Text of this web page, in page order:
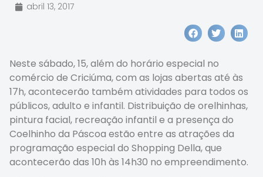
abril 13, 2017
Neste sábado, 15, além do horário especial no
comércio de Criciúma, com as lojas abertas até às
17h, acontecerão também atividades para todos os
públicos, adulto e infantil. Distribuição de orelhinhas,
pintura facial, recreação infantil e a presença do
Coelhinho da Páscoa estão entre as atrações da
programação especial do Shopping Della, que
acontecerão das 10h às 14h30 no empreendimento.